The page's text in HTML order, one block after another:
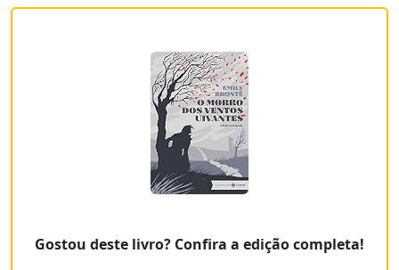
Gostou deste livro? Confira a edição completa!